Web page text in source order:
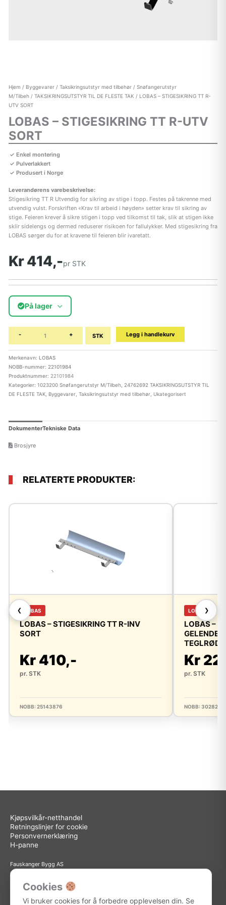
Hjem / Byggevarer/ Taksikringsutstyr med tilbehør/ Snøfangerutstyr
M/Tilbeh / TAKSIKRINGSUTSTYR TIL DE FLESTE TAK / LOBAS – STIGESIKRING TT R-
UTV SORT
LOBAS – STIGESIKRING TT R-UTV
SORT
Enkel montering
Pulverlakkert
Produsert i Norge
Leverandørens varebeskrivelse:
Stigesikring TT R Utvendig for sikring av stige i topp. Festes på takrenne med
utvendig vulst. Forskriften «Krav til arbeid i høyden» setter krav til sikring av
stige. Feieren krever å sikre stigen i topp ved tilkomst til tak, slik at stigen ikke
sklir sidelengs og dermed reduserer risikoen for fallulykker. Med stigesikring fra
LOBAS sørger du for at kravene til feieren blir ivaretatt.
Kr 414,-pr STK
På lager
- + STK Legg i handlekurv
Merkenavn: LOBAS
NOBB-nummer: 22101984
Produktnummer: 22101984
Kategorier: 1023200 Snøfangerutstyr M/Tilbeh
24762692 TAKSIKRINGSUTSTYR TIL
DE FLESTE TAK, Byggevarer, Taksikringsutstyr med tilbehør, Ukategorisert
DokumenterTekniske Data
Brosjyre
RELATERTE PRODUKTER:
❮ LOBAS
LOBAS – STIGESIKRING TT R-INV
SORT
Kr 410,-
pr. STK
NOBB: 25143876
LOBAS
LOBAS –
TEGLRØD
Kr
pr. STK
NOBB:
❯
Kjøpsvilkår-netthandel
Retningslinjer for cookie
Personvernerklæring
H-panne
Fauskanger Bygg AS
Org.nr: 936 558 585
Sted: Askøy
Adresse: Storebotn 15, 5309 Kleppestø
Telefon: 56 15 15 30
Cookies
Vi bruker cookies for å forbedre opplevelsen din. Se